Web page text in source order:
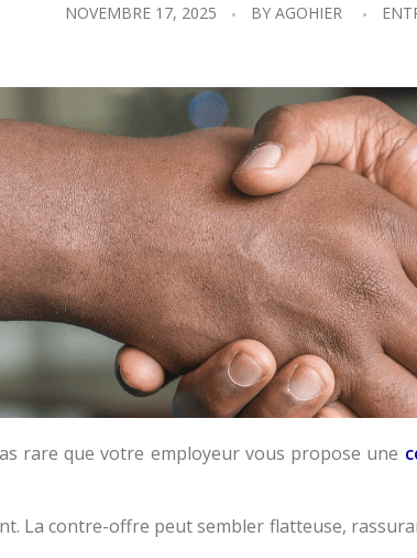
NOVEMBRE 17, 2025 BY AGOHIER
rare que votre employeur vous propose une
La contre-offre peut sembler flatteuse,